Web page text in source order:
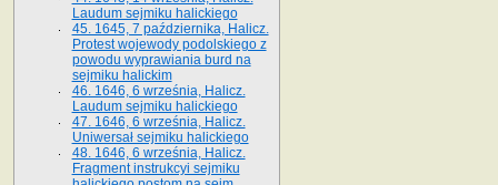
Laudum sejmiku halickiego
45. 1645, 7 października, Halicz.
Protest wojewody podolskiego z
powodu wyprawiania burd na
sejmiku halickim
46. 1646, 6 września, Halicz.
Laudum sejmiku halickiego
47. 1646, 6 września, Halicz.
Uniwersał sejmiku halickiego
48. 1646, 6 września, Halicz.
Fragment instrukcyi sejmiku